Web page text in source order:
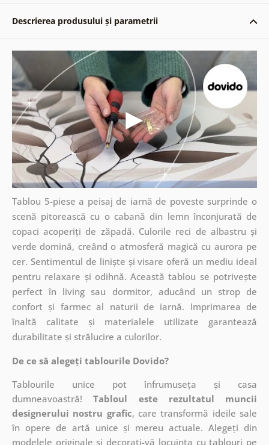
Descrierea produsului și parametrii
Tablou 5-piese a peisaj de iarnă de poveste surprinde o
scenă pitorească cu o cabană din lemn înconjurată de
copaci acoperiți de zăpadă. Culorile reci de albastru și
verde domină, creând o atmosferă magică cu aurora pe
cer. Sentimentul de liniște și visare oferă un mediu ideal
pentru relaxare și odihnă. Această tablou se potrivește
perfect în living sau dormitor, aducând un strop de
confort și farmec al naturii de iarnă. Imprimarea de
înaltă calitate și materialele utilizate garantează
durabilitate și strălucire a culorilor.
De ce să alegeți tablourile Dovido?
Tablourile unice pot înfrumuseța și casa
dumneavoastră!Tabloul este rezultatul muncii
designerului nostru grafic, caretransformă ideile sale
în opere de artă unice și mereu actuale. Alegeți din
modelele originale și decorați-vă locuința cu tablouri pe